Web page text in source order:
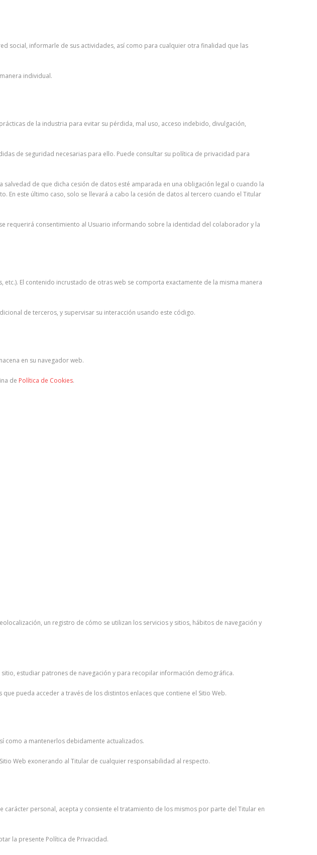
social, informarle de sus actividades, así como para cualquier otra finalidad que las
individual.
de la industria para evitar su pérdida, mal uso, acceso indebido, divulgación,
de seguridad necesarias para ello. Puede consultar su política de privacidad para
de que dicha cesión de datos esté amparada en una obligación legal o cuando la
este último caso, solo se llevará a cabo la cesión de datos al tercero cuando el Titular
requerirá consentimiento al Usuario informando sobre la identidad del colaborador y la
El contenido incrustado de otras web se comporta exactamente de la misma manera
de terceros, y supervisar su interacción usando este código.
en su navegador web.
de Política de Cookies.
un registro de cómo se utilizan los servicios y sitios, hábitos de navegación y
estudiar patrones de navegación y para recopilar información demográfica.
pueda acceder a través de los distintos enlaces que contiene el Sitio Web.
como a mantenerlos debidamente actualizados.
Web exonerando al Titular de cualquier responsabilidad al respecto.
personal, acepta y consiente el tratamiento de los mismos por parte del Titular en
la presente Política de Privacidad.